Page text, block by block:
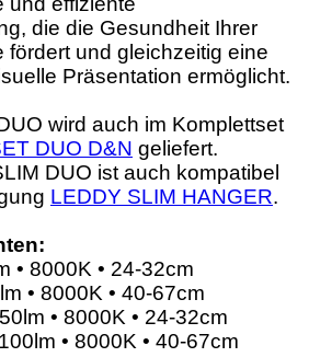
die die Gesundheit Ihrer
fördert und gleichzeitig eine
Präsentation ermöglicht.
wird auch im Komplettset
DUO D&N geliefert.
DUO ist auch kompatibel
LEDDY SLIM HANGER.
• 8000K • 24-32cm
• 8000K • 40-67cm
• 8000K • 24-32cm
• 8000K • 40-67cm